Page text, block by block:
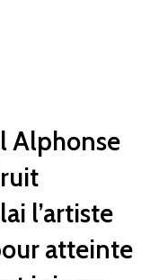
Alphonse
l’artiste
atteinte